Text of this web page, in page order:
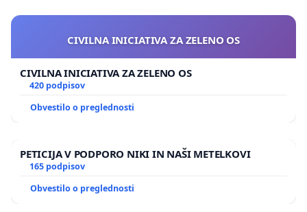
CIVILNA INICIATIVA ZA ZELENO OS
CIVILNA INICIATIVA ZA ZELENO OS
420 podpisov
Obvestilo o preglednosti
PETICIJA V PODPORO NIKI IN NAŠI METELKOVI
165 podpisov
Obvestilo o preglednosti